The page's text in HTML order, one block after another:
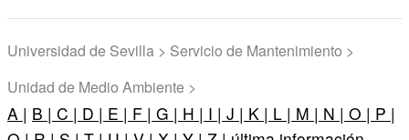
Universidad de Sevilla > Servicio de Mantenimiento >
Unidad de Medio Ambiente >
A | B | C | D | E | F | G | H | I | J | K | L | M | N | O | P |